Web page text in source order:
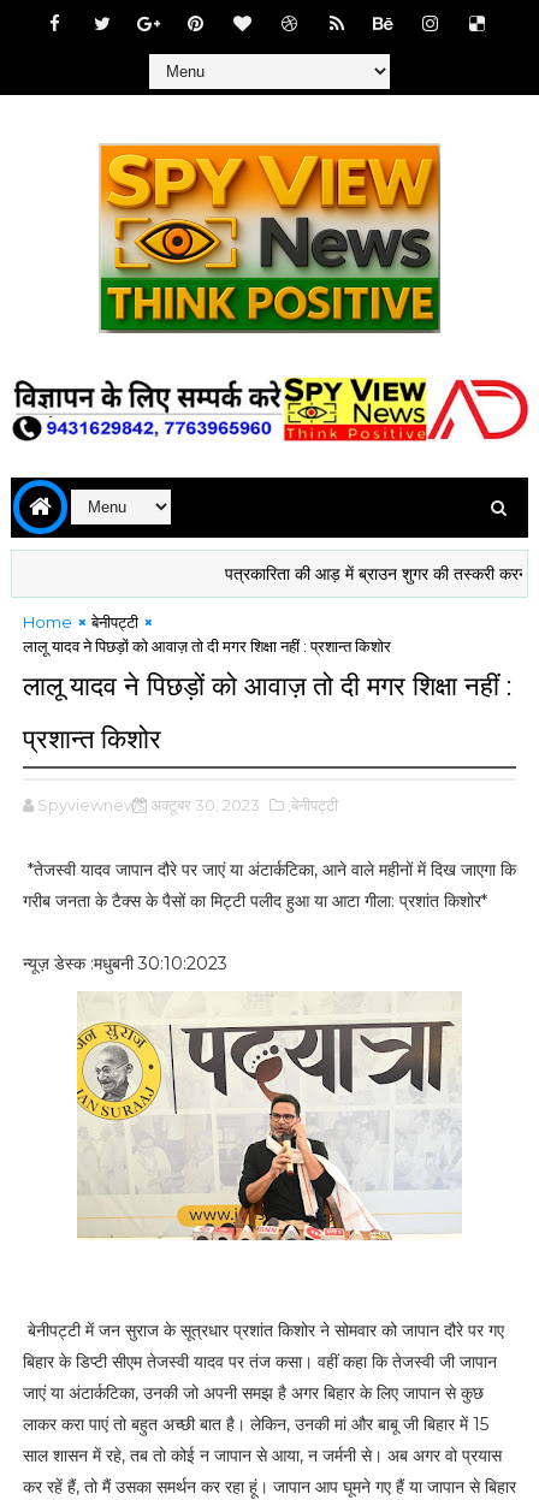
पत्रकारिता की आड़ में ब्राउन शुगर की तस्करी करनेवाले
Home
बेनीपट्टी
लालू यादव ने पिछड़ों को आवाज़ तो दी मगर शिक्षा नहीं : प्रशान्त किशोर
लालू यादव ने पिछड़ों को आवाज़ तो दी मगर शिक्षा नहीं :
प्रशान्त किशोर
Spyviewnews अक्टूबर 30, 2023 ,बेनीपट्टी
*तेजस्वी यादव जापान दौरे पर जाएं या अंटार्कटिका, आने वाले महीनों में दिख जाएगा कि
गरीब जनता के टैक्स के पैसों का मिट्टी पलीद हुआ या आटा गीला: प्रशांत किशोर*
न्यूज़ डेस्क :मधुबनी 30:10:2023
बेनीपट्टी में जन सुराज के सूत्रधार प्रशांत किशोर ने सोमवार को जापान दौरे पर गए
बिहार के डिप्टी सीएम तेजस्वी यादव पर तंज कसा। वहीं कहा कि तेजस्वी जी जापान
जाएं या अंटार्कटिका, उनकी जो अपनी समझ है अगर बिहार के लिए जापान से कुछ
लाकर करा पाएं तो बहुत अच्छी बात है। लेकिन, उनकी मां और बाबू जी बिहार में 15
साल शासन में रहे, तब तो कोई न जापान से आया, न जर्मनी से। अब अगर वो प्रयास
कर रहें हैं, तो मैं उसका समर्थन कर रहा हूं। जापान आप घूमने गए हैं या जापान से बिहार